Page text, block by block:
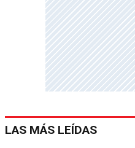
LAS MÁS LEÍDAS